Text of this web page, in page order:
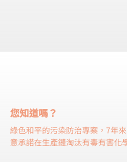
您知道嗎？
綠色和平的污染防治專案，7年
意承諾在生產鏈淘汰有毒有害化